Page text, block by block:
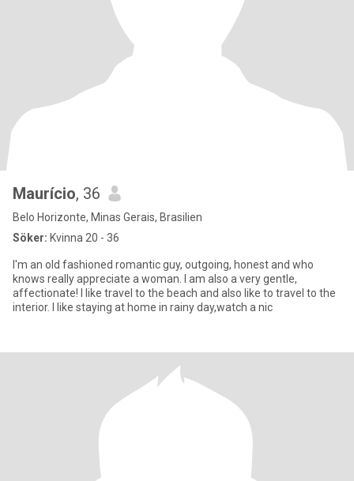
Maurício, 36
Belo Horizonte, Minas Gerais, Brasilien
Söker: Kvinna 20 - 36
I'm an old fashioned romantic guy, outgoing, honest and who
knows really appreciate a woman. I am also a very gentle,
affectionate! I like travel to the beach and also like to travel to the
interior. I like staying at home in rainy day,watch a nic